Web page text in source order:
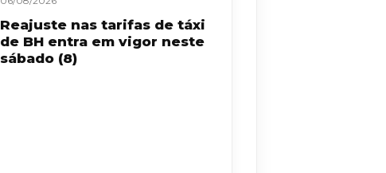
Reajuste nas tarifas de táxi
de BH entra em vigor neste
sábado (8)